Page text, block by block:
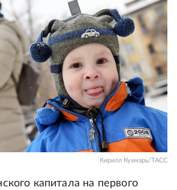
Кирилл Кухмарь/ТАСС
капитала на первого